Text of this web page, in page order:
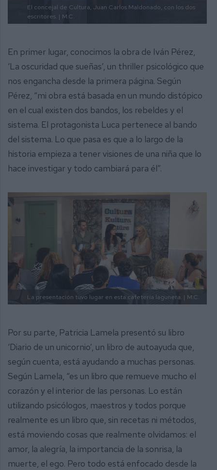
El concejal de Cultura, Juan Carlos Maldonado, con los dos
escritores. | M.C.
En primer lugar, conocimos la obra de Iván Pérez,
‘La oscuridad que sueñas’, un thriller psicológico que
nos engancha desde la primera página. Según
Pérez, “mi obra está basada en un mundo distópico
en el cual existen dos bandos, los rebeldes y el
sistema. El protagonista Luca pertenece al bando
del sistema. Lo que pasa es que a lo largo de la
historia empieza a tener visiones de una niña que lo
hace investigar y todo cambiará para él”.
La presentación tuvo lugar en esta cafetería lagunera. | M.C.
Por su parte, Patricia Lamela presentó su libro
‘Diario de un unicornio’, un libro de autoayuda que,
según cuenta, está ayudando a muchas personas.
Según Lamela, “es un libro que remueve mucho el
corazón y el interior de las personas. Lo están
utilizando psicólogos, maestros y todos porque
realmente es un libro que, sin recetas ni métodos,
está moviendo cosas que realmente olvidamos: el
amor, la alegría, la importancia de la sonrisa, la
muerte, el ego. Pero todo está enfocado desde la